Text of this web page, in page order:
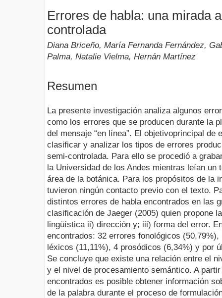
Errores de habla: una mirada
controlada
Diana Briceño, María Fernanda Fernández,
Palma, Natalie Vielma, Hernán Martínez
Resumen
La presente investigación analiza algunos
como los errores que se producen durante la
del mensaje “en línea”. El objetivoprincipal
clasificar y analizar los tipos de errores
semi-controlada. Para ello se procedió a
la Universidad de los Andes mientras leían
área de la botánica. Para los propósitos de la
tuvieron ningún contacto previo con el texto.
distintos errores de habla encontrados en las
clasificación de Jaeger (2005) quien propone
lingüística ii) dirección y; iii) forma del error.
encontrados: 32 errores fonológicos
léxicos (11,11%), 4 prosódicos (6,34%) y por
Se concluye que existe una relación entre el
y el nivel de procesamiento semántico. A
encontrados es posible obtener información
de la palabra durante el proceso de